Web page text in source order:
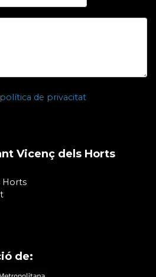
de privacitat
Vicenç dels Horts
Horts
de: